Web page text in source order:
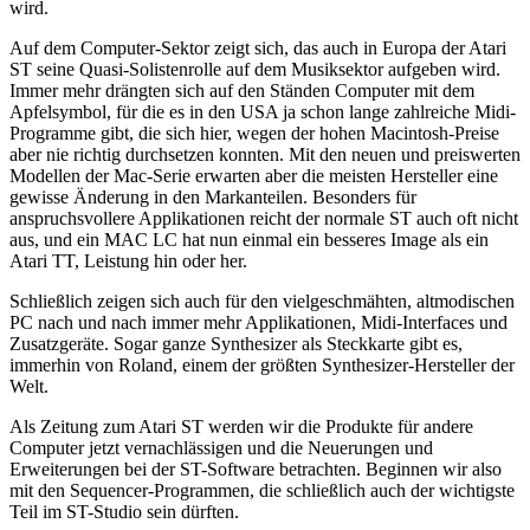
wird.
Auf dem Computer-Sektor zeigt sich, das auch in Europa der Atari
ST seine Quasi-Solistenrolle auf dem Musiksektor aufgeben wird.
Immer mehr drängten sich auf den Ständen Computer mit dem
Apfelsymbol, für die es in den USA ja schon lange zahlreiche Midi-
Programme gibt, die sich hier, wegen der hohen Macintosh-Preise
aber nie richtig durchsetzen konnten. Mit den neuen und preiswerten
Modellen der Mac-Serie erwarten aber die meisten Hersteller eine
gewisse Änderung in den Markanteilen. Besonders für
anspruchsvollere Applikationen reicht der normale ST auch oft nicht
aus, und ein MAC LC hat nun einmal ein besseres Image als ein
Atari TT, Leistung hin oder her.
Schließlich zeigen sich auch für den vielgeschmähten, altmodischen
PC nach und nach immer mehr Applikationen, Midi-Interfaces und
Zusatzgeräte. Sogar ganze Synthesizer als Steckkarte gibt es,
immerhin von Roland, einem der größten Synthesizer-Hersteller der
Welt.
Als Zeitung zum Atari ST werden wir die Produkte für andere
Computer jetzt vernachlässigen und die Neuerungen und
Erweiterungen bei der ST-Software betrachten. Beginnen wir also
mit den Sequencer-Programmen, die schließlich auch der wichtigste
Teil im ST-Studio sein dürften.